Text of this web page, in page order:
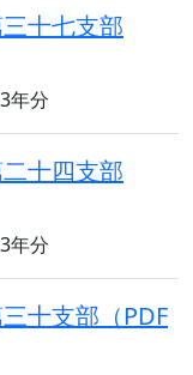
十七支部
年分
十四支部
年分
十支部（PDF